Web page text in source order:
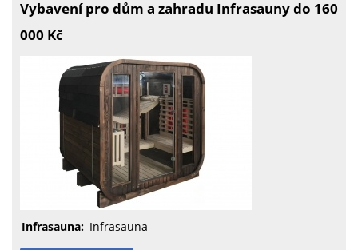
Vybavení pro dům a zahradu Infrasauny do 160
000 Kč
Infrasauna: Infrasauna